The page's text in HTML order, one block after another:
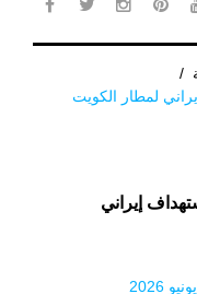
/
لمطار الكويت
إيراني